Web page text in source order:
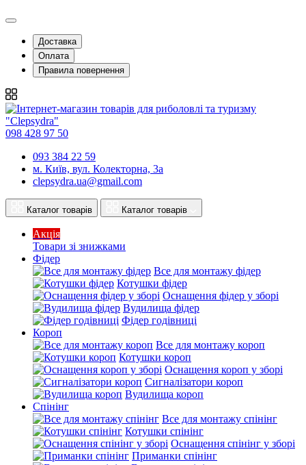
Доставка
Оплата
Правила повернення
098 428 97 50
093 384 22 59
м. Київ, вул. Колекторна, 3а
clepsydra.ua@gmail.com
Каталог товарів Каталог товарів
Акція
Товари зі знижками
Фідер
Все для монтажу фідер
Котушки фідер
Оснащення фідер у зборі
Вудилища фідер
Фідер годівниці
Короп
Все для монтажу короп
Котушки короп
Оснащення короп у зборі
Сигналізатори короп
Вудилища короп
Спінінг
Все для монтажу спінінг
Котушки спінінг
Оснащення спінінг у зборі
Приманки спінінг